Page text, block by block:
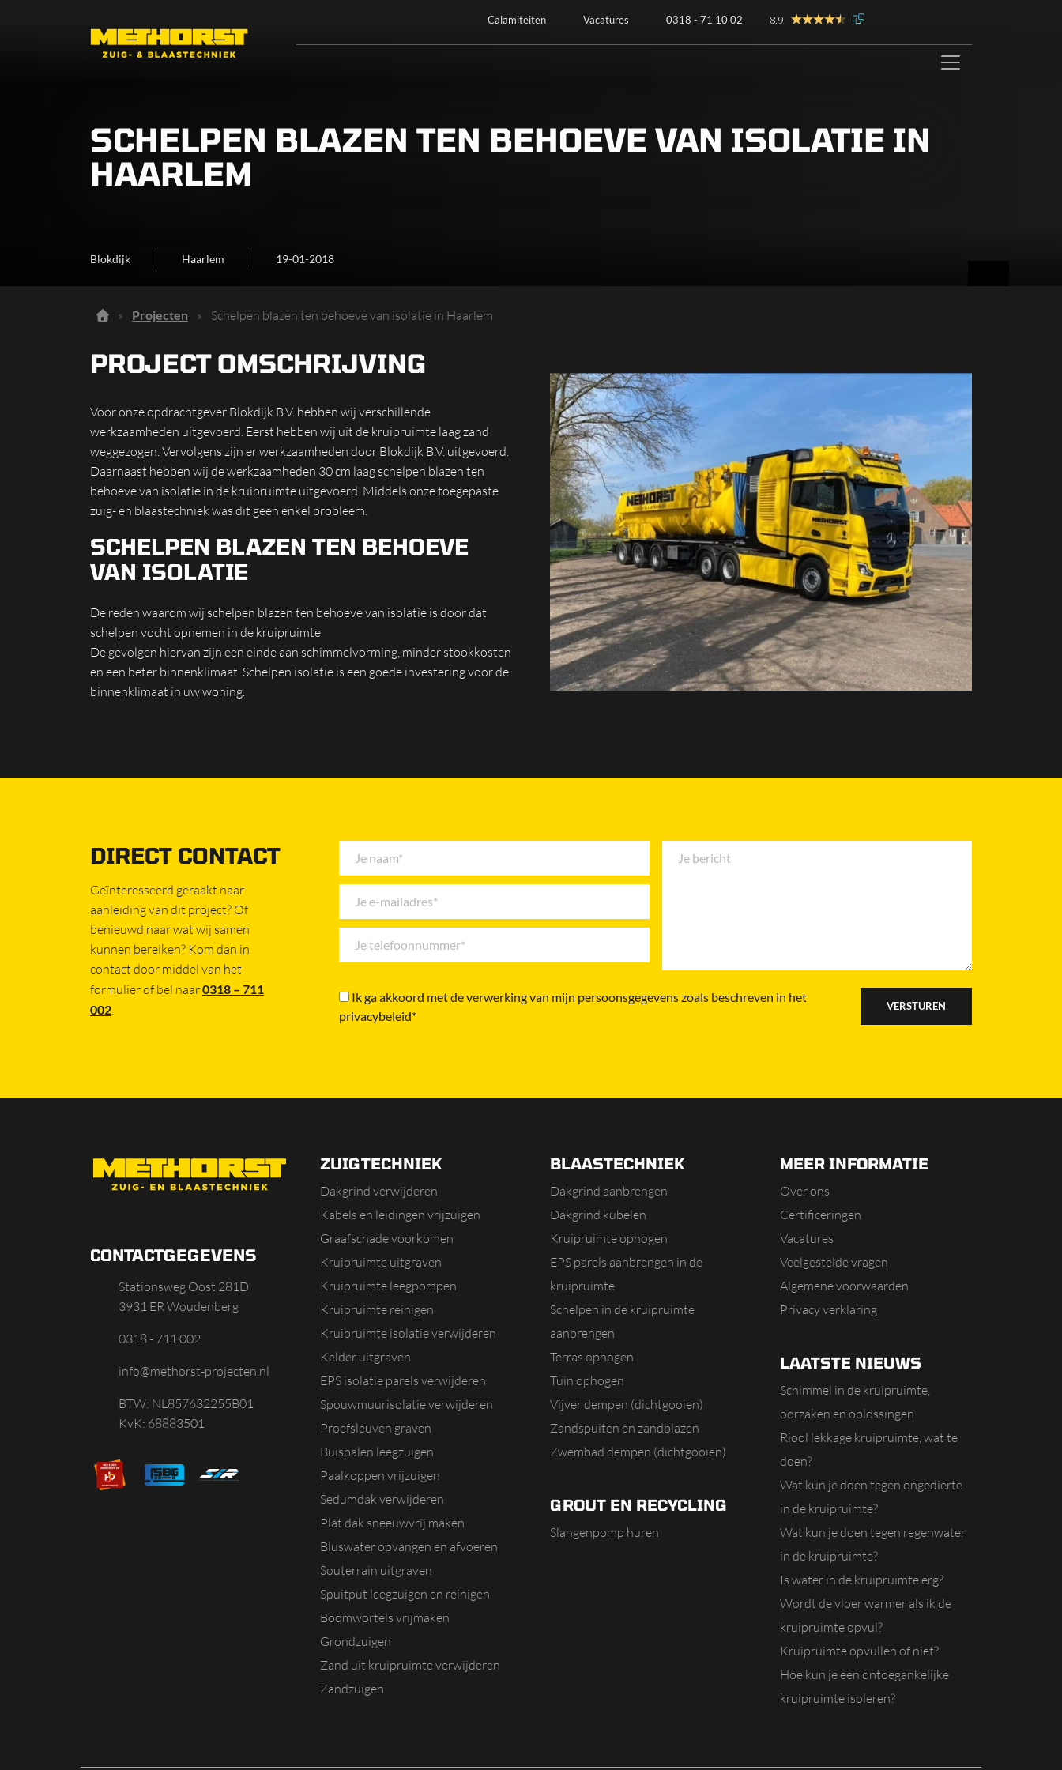
Calamiteiten Vacatures 0318 - 71 10 02 8.9
SCHELPEN BLAZEN TEN BEHOEVE VAN ISOLATIE IN
HAARLEM
Blokdijk Haarlem 19-01-2018
» Projecten » Schelpen blazen ten behoeve van isolatie in Haarlem
PROJECT OMSCHRIJVING
Voor onze opdrachtgever Blokdijk B.V. hebben wij verschillende
werkzaamheden uitgevoerd. Eerst hebben wij uit de kruipruimte laag zand
weggezogen. Vervolgens zijn er werkzaamheden door Blokdijk B.V. uitgevoerd.
Daarnaast hebben wij de werkzaamheden 30 cm laag schelpen blazen ten
behoeve van isolatie in de kruipruimte uitgevoerd. Middels onze toegepaste
zuig- en blaastechniek was dit geen enkel probleem.
SCHELPEN BLAZEN TEN BEHOEVE
VAN ISOLATIE
De reden waarom wij schelpen blazen ten behoeve van isolatie is door dat
schelpen vocht opnemen in de kruipruimte.
De gevolgen hiervan zijn een einde aan schimmelvorming, minder stookkosten
en een beter binnenklimaat. Schelpen isolatie is een goede investering voor de
binnenklimaat in uw woning.
DIRECT CONTACT
Geïnteresseerd geraakt naar
aanleiding van dit project? Of
benieuwd naar wat wij samen
kunnen bereiken? Kom dan in
contact door middel van het
formulier of bel naar0318 – 711
002.
Ik ga akkoord met de verwerking van mijn persoonsgegevens zoals beschreven in het
privacybeleid*
CONTACTGEGEVENS
Stationsweg Oost 281D
3931 ER Woudenberg
0318 - 711 002
info@methorst-projecten.nl
BTW: NL857632255B01
KvK: 68883501
ZUIGTECHNIEK
Dakgrind verwijderen
Kabels en leidingen vrijzuigen
Graafschade voorkomen
Kruipruimte uitgraven
Kruipruimte leegpompen
Kruipruimte reinigen
Kruipruimte isolatie verwijderen
Kelder uitgraven
EPS isolatie parels verwijderen
Spouwmuurisolatie verwijderen
Proefsleuven graven
Buispalen leegzuigen
Paalkoppen vrijzuigen
Sedumdak verwijderen
Plat dak sneeuwvrij maken
Bluswater opvangen en afvoeren
Souterrain uitgraven
Spuitput leegzuigen en reinigen
Boomwortels vrijmaken
Grondzuigen
Zand uit kruipruimte verwijderen
Zandzuigen
BLAASTECHNIEK
Dakgrind aanbrengen
Dakgrind kubelen
Kruipruimte ophogen
EPS parels aanbrengen in de
kruipruimte
Schelpen in de kruipruimte
aanbrengen
Terras ophogen
Tuin ophogen
Vijver dempen (dichtgooien)
Zandspuiten en zandblazen
Zwembad dempen (dichtgooien)
GROUT EN RECYCLING
Slangenpomp huren
MEER INFORMATIE
Over ons
Certificeringen
Vacatures
Veelgestelde vragen
Algemene voorwaarden
Privacy verklaring
LAATSTE NIEUWS
Schimmel in de kruipruimte,
oorzaken en oplossingen
Riool lekkage kruipruimte, wat te
doen?
Wat kun je doen tegen ongedierte
in de kruipruimte?
Wat kun je doen tegen regenwater
in de kruipruimte?
Is water in de kruipruimte erg?
Wordt de vloer warmer als ik de
kruipruimte opvul?
Kruipruimte opvullen of niet?
Hoe kun je een ontoegankelijke
kruipruimte isoleren?